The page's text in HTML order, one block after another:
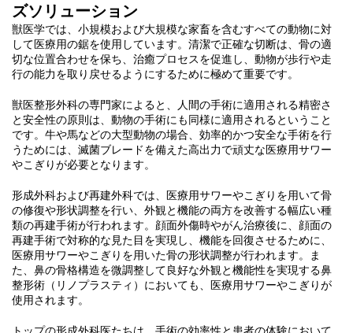
ズソリューション
獣医学では、小規模および大規模な家畜を含むすべての動物に対
して医療用の鋸を使用しています。清潔で正確な切断は、骨の適
切な位置合わせを保ち、治癒プロセスを促進し、動物が歩行や走
行の能力を取り戻せるようにするために極めて重要です。
獣医整形外科の専門家によると、人間の手術に適用される精密さ
と安全性の原則は、動物の手術にも同様に適用されるということ
です。牛や馬などの大型動物の場合、効率的かつ安全な手術を行
うためには、滅菌ブレードを備えた高出力で頑丈な医療用サワー
やこぎりが必要となります。
形成外科および再建外科では、医療用サワーやこぎりを用いて骨
の修復や形状調整を行い、外観と機能の両方を改善する幅広い種
類の再建手術が行われます。顔面外傷時やがん治療後に、顔面の
再建手術で対称的な見た目を実現し、機能を回復させるために、
医療用サワーやこぎりを用いた骨の形状調整が行われます。ま
た、鼻の骨格構造を微調整して良好な外観と機能性を実現する鼻
整形術（リノプラスティ）においても、医療用サワーやこぎりが
使用されます。